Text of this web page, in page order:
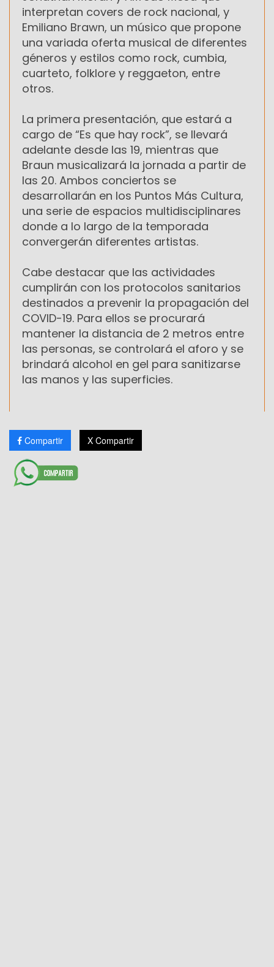
interpretan covers de rock nacional, y
Emiliano Brawn, un músico que propone
una variada oferta musical de diferentes
géneros y estilos como rock, cumbia,
cuarteto, folklore y reggaeton, entre
otros.
La primera presentación, que estará a
cargo de “Es que hay rock”, se llevará
adelante desde las 19, mientras que
Braun musicalizará la jornada a partir de
las 20. Ambos conciertos se
desarrollarán en los Puntos Más Cultura,
una serie de espacios multidisciplinares
donde a lo largo de la temporada
convergerán diferentes artistas.
Cabe destacar que las actividades
cumplirán con los protocolos sanitarios
destinados a prevenir la propagación del
COVID-19. Para ellos se procurará
mantener la distancia de 2 metros entre
las personas, se controlará el aforo y se
brindará alcohol en gel para sanitizarse
las manos y las superficies.
Compartir X Compartir